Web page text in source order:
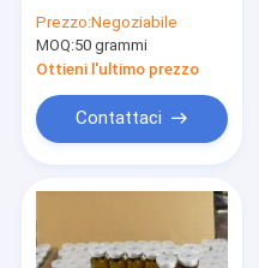
CAS 53-84-9 per
antinvecchiamento
Prezzo:Negoziabile
MOQ:50 grammi
Ottieni l'ultimo prezzo
Contattaci